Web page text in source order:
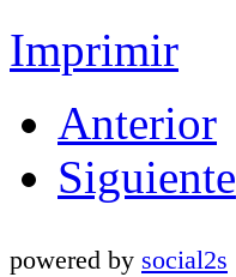
Imprimir
Anterior
Siguiente
powered by social2s